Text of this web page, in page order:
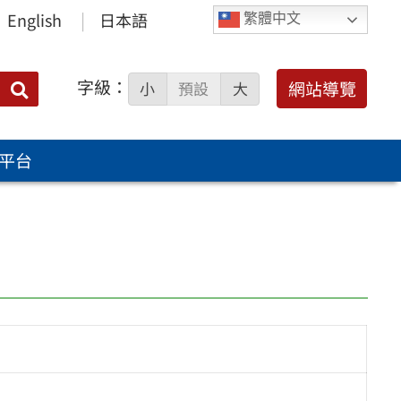
繁體中文
English 日本語
搜
尋：
字級： 小 預設 大 網站導覽
台